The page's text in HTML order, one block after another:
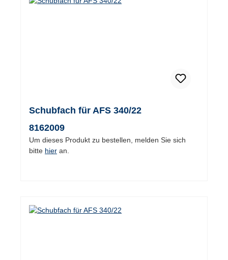
Schubfach für AFS 340/22
8162009
Um dieses Produkt zu bestellen, melden Sie sich
bitte hier an.